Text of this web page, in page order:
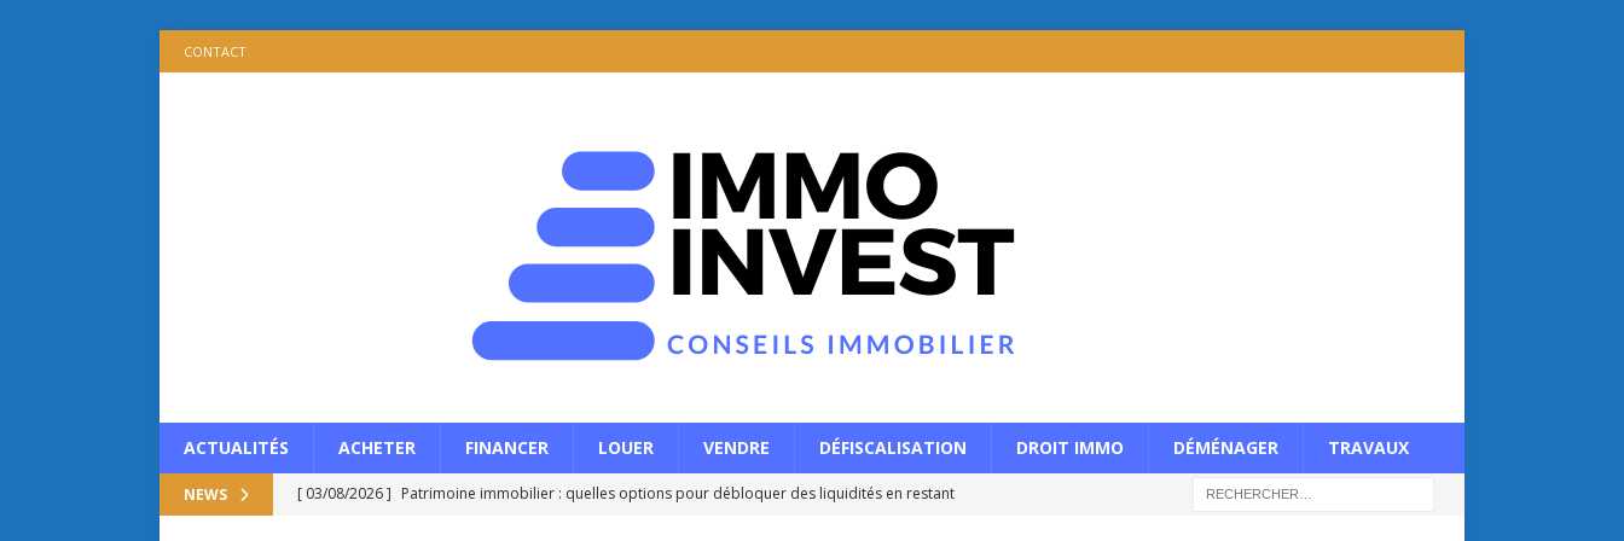
CONTACT
ACTUALITÉS ACHETER FINANCER LOUER VENDRE DÉFISCALISATION DROIT IMMO DÉMÉNAGER TRAVAUX
NEWS [ 03/08/2026 ] Patrimoine immobilier : quelles options pour débloquer des liquidités en restant